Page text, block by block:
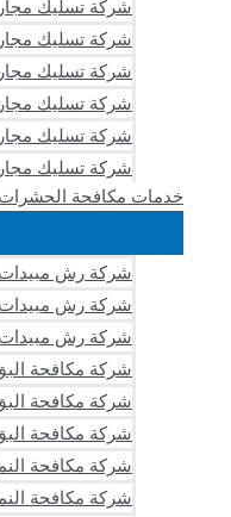
شركة تسليك مجاري
شركة تسليك مجاري
شركة تسليك مجاري
شركة تسليك مجاري
شركة تسليك مجاري
شركة تسليك مجاري
خدمات مكافحة الحشرات
شركة رش مبيدات
شركة رش مبيدات
شركة رش مبيدات
شركة مكافحة البق
شركة مكافحة البق
شركة مكافحة البق
شركة مكافحة النمل
شركة مكافحة النمل